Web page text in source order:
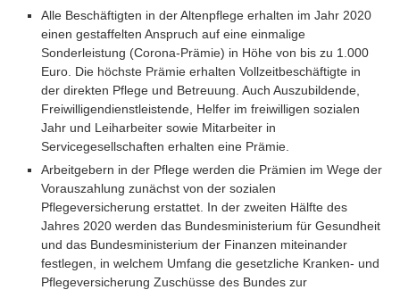
Alle Beschäftigten in der Altenpflege erhalten im Jahr 2020
einen gestaffelten Anspruch auf eine einmalige
Sonderleistung (Corona-Prämie) in Höhe von bis zu 1.000
Euro. Die höchste Prämie erhalten Vollzeitbeschäftigte in
der direkten Pflege und Betreuung. Auch Auszubildende,
Freiwilligendienstleistende, Helfer im freiwilligen sozialen
Jahr und Leiharbeiter sowie Mitarbeiter in
Servicegesellschaften erhalten eine Prämie.
Arbeitgebern in der Pflege werden die Prämien im Wege der
Vorauszahlung zunächst von der sozialen
Pflegeversicherung erstattet. In der zweiten Hälfte des
Jahres 2020 werden das Bundesministerium für Gesundheit
und das Bundesministerium der Finanzen miteinander
festlegen, in welchem Umfang die gesetzliche Kranken- und
Pflegeversicherung Zuschüsse des Bundes zur